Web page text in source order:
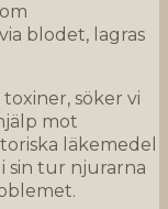
blodet, lagras
söker vi
mot
läkemedel
sin tur njurarna